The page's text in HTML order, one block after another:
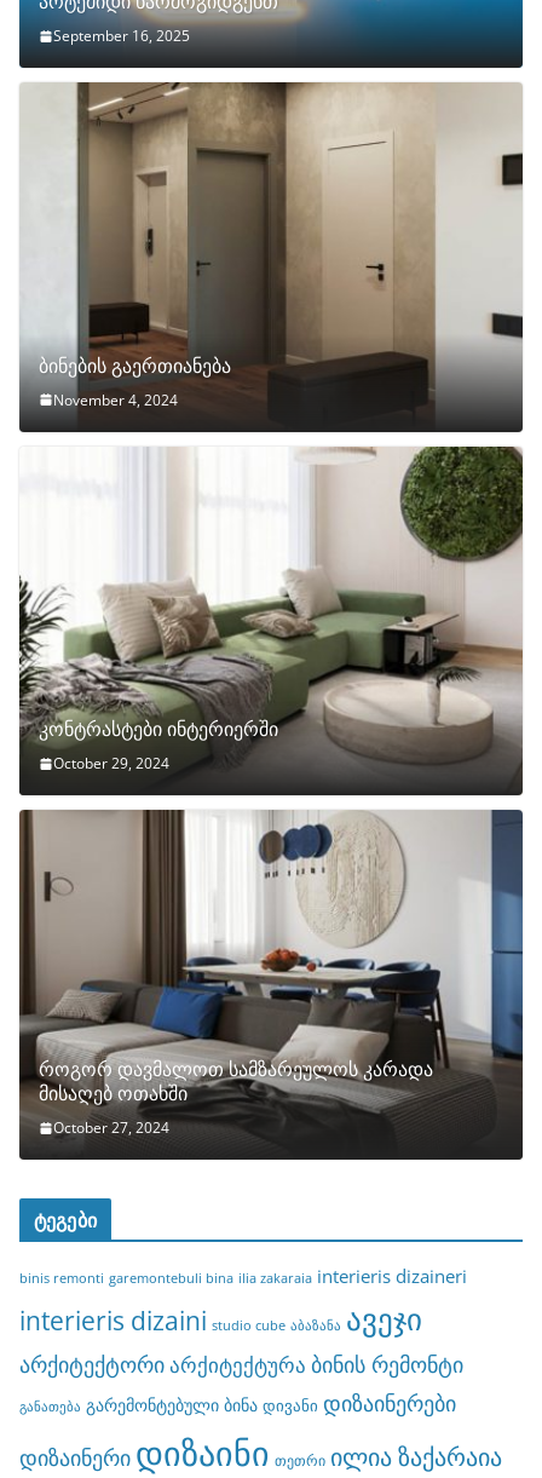
September 16, 2025
ბინების გაერთიანება
November 4, 2024
კონტრასტები ინტერიერში
October 29, 2024
როგორ დავმალოთ სამზარეულოს კარადა
მისაღებ ოთახში
October 27, 2024
ტეგები
binis remonti garemontebuli bina ilia zakaraia interieris dizaineri
interieris dizaini studio cube აბაზანა ავეჯი
არქიტექტორიარქიტექტურა ბინის რემონტი
განათება გარემონტებული ბინა დივანი დიზაინერები
დიზაინერი დიზაინი თეთრი ილია ზაქარაია